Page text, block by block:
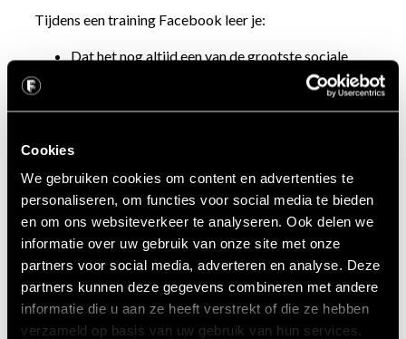
Cookies
We gebruiken cookies om content en advertenties te
personaliseren, om functies voor social media te bieden
en om ons websiteverkeer te analyseren. Ook delen we
informatie over uw gebruik van onze site met onze
partners voor social media, adverteren en analyse. Deze
partners kunnen deze gegevens combineren met andere
informatie die u aan ze heeft verstrekt of die ze hebben
verzameld op basis van uw gebruik van hun services.
Tijdens een training Facebook leer je:
Dat het nog altijd een van de grootste sociale
Hoe je hierop een groot en relevant publiek
De waarde van Facebookgebruikers die
reageren op jouw posts.
Dat je al vanaf € 1,- per dag kunt adverteren.
Meer weten over deze training?